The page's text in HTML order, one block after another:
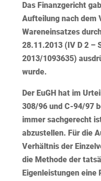
Das Finanzgericht
Aufteilung nach dem
Wareneinsatzes
28.11.2013 (IV D 2 –
2013/1093635)
wurde.
Der EuGH hat im
308/96 und C-94/97
immer sachgerecht
abzustellen. Für die
Verhältnis der
die Methode der
Eigenleistungen eine